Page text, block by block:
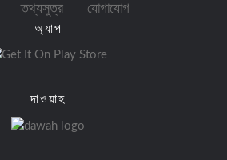
তথ্যসুত্র যোগাযোগ
অ্যাপ
দাওয়াহ